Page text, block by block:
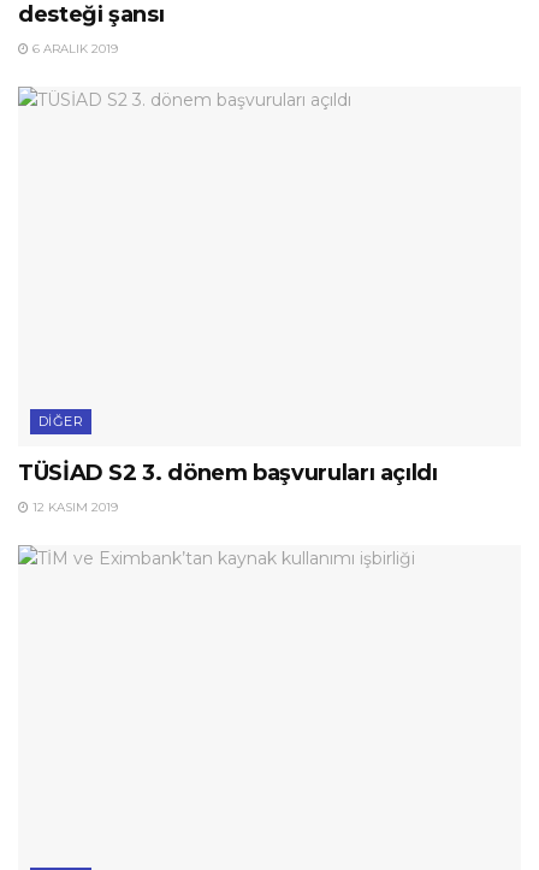
desteği şansı
6 ARALIK 2019
DIĞER
TÜSİAD S2 3. dönem başvuruları açıldı
12 KASIM 2019